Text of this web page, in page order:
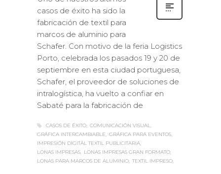
casos de éxito ha sido la
fabricación de textil para
marcos de aluminio para
Schafer. Con motivo de la feria Logistics
Porto, celebrada los pasados 19 y 20 de
septiembre en esta ciudad portuguesa,
Schafer, el proveedor de soluciones de
intralogística, ha vuelto a confiar en
Sabaté para la fabricación de
GRÁFICA INTERCAMBIABLE GRÁFICA PARA EVENTOS
IMPRESIÓN DIGITAL TEXTIL PUBLICITARIA
LONAS IMPRESAS
LONAS IMPRESAS GRAN FORMATO
LONAS PARA MARCOS DE ALUMINIO
TEXTIL IMPRESO